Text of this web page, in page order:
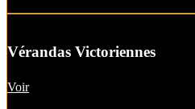
Vérandas Victoriennes
Voir